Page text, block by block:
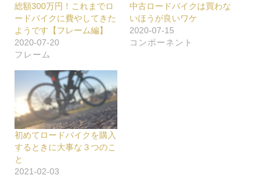
総額300万円！これまでロ
ードバイクに費やしてきた
ようです【フレーム編】
2020-07-20
フレーム
中古ロードバイクは買わな
いほうが良いワケ
2020-07-15
コンポーネント
初めてロードバイクを購入
するときに大事な３つのこ
と
2021-02-03